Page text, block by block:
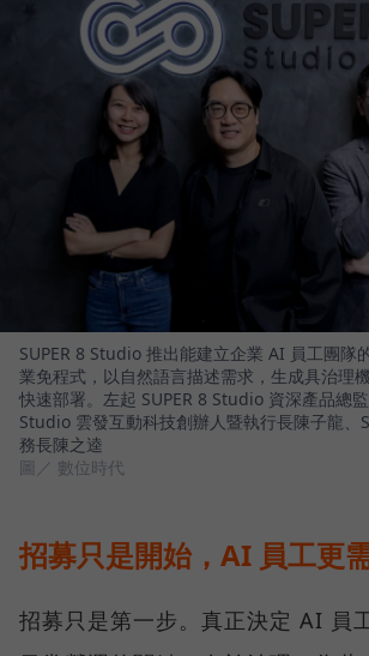
SUPER 8 Studio 推出能建立企業 AI 員工團隊
業免程式，以自然語言描述需求，生成具治理
快速部署。左起 SUPER 8 Studio 資深產品總
Studio 雲發互動科技創辦人暨執行長陳子龍、
務長陳之逵
圖／ 數位時代
招募只是開始，AI 員工更
招募只是第一步。真正決定 AI 員